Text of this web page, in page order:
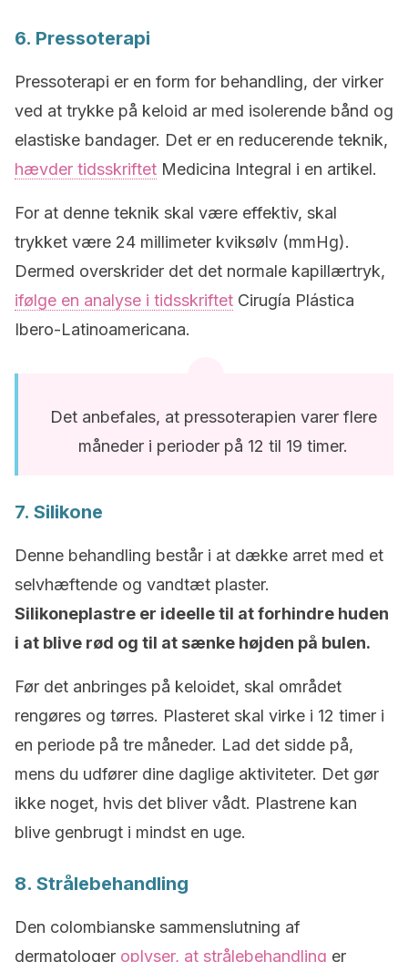
6. Pressoterapi
Pressoterapi er en form for behandling, der virker
ved at trykke på keloid ar med isolerende bånd og
elastiske bandager. Det er en reducerende teknik,
hævder tidsskriftet Medicina Integral i en artikel.
For at denne teknik skal være effektiv, skal
trykket være 24 millimeter kviksølv (mmHg).
Dermed overskrider det det normale kapillærtryk,
ifølge en analyse i tidsskriftet Cirugía Plástica
Ibero-Latinoamericana.
Det anbefales, at pressoterapien varer flere
måneder i perioder på 12 til 19 timer.
7. Silikone
Denne behandling består i at dække arret med et
selvhæftende og vandtæt plaster.
Silikoneplastre er ideelle til at forhindre huden
i at blive rød og til at sænke højden på bulen.
Før det anbringes på keloidet, skal området
rengøres og tørres. Plasteret skal virke i 12 timer i
en periode på tre måneder. Lad det sidde på,
mens du udfører dine daglige aktiviteter. Det gør
ikke noget, hvis det bliver vådt. Plastrene kan
blive genbrugt i mindst en uge.
8. Strålebehandling
Den colombianske sammenslutning af
dermatologer oplyser, at strålebehandling er